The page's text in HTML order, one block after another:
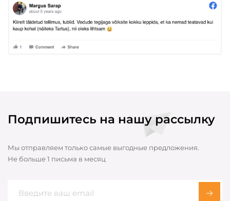
Подпишитесь на нашу рассылку
Мы отправляем только самые выгодные предложения.
Не больше 1 письма в месяц